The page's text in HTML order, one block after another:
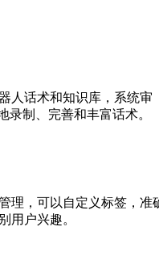
人话术和知识库，系统审
录制、完善和丰富话术。
理，可以自定义标签，准
用户兴趣。